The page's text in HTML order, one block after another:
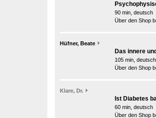
90 min, deutsch
Über den Shop
Hüfner, Beate
Das innere
105 min, deutsch
Über den Shop
Klare, Dr.
Ist Diabetes
60 min, deutsch
Über den Shop